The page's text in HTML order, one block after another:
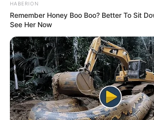
Email address:
HABERION
Remember Honey Boo Boo? Better To Sit
See Her Now